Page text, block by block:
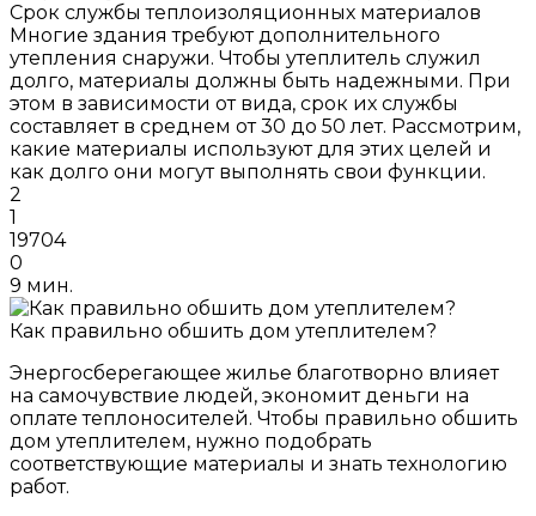
Срок службы теплоизоляционных материалов
Многие здания требуют дополнительного
утепления снаружи. Чтобы утеплитель служил
долго, материалы должны быть надежными. При
этом в зависимости от вида, срок их службы
составляет в среднем от 30 до 50 лет. Рассмотрим,
какие материалы используют для этих целей и
как долго они могут выполнять свои функции.
2
1
19704
0
9 мин.
Как правильно обшить дом утеплителем?
Энергосберегающее жилье благотворно влияет
на самочувствие людей, экономит деньги на
оплате теплоносителей. Чтобы правильно обшить
дом утеплителем, нужно подобрать
соответствующие материалы и знать технологию
работ.